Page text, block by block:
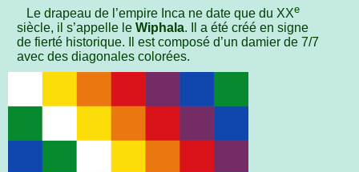
Le drapeau de l’empire Inca ne date que du XXe
siècle, il s’appelle leWiphala. Il a été créé en signe
de fierté historique. Il est composé d’un damier de 7/7
avec des diagonales colorées.